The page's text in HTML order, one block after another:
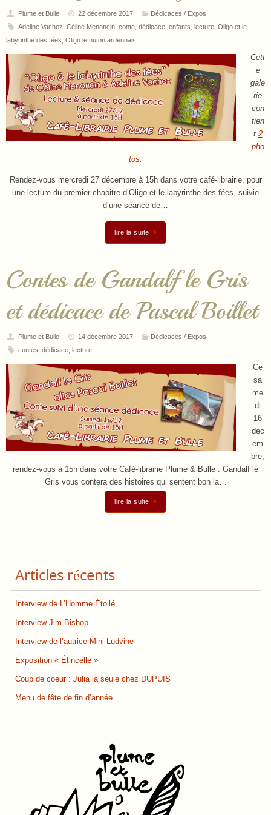
Plume et Bulle 22 décembre 2017
Dédicaces / Expos
Adeline Vachez Céline Menoncin, conte, dédicace, enfants lecture, Oligo et le
labyrinthe des fées Oligo le nuton ardennais
Cett
e
gale
rie
con
tien
t 2
pho
tos.
Rendez-vous mercredi 27 décembre à 15h dans votre café-librairie, pour
une lecture du premier chapitre d’Oligo et le labyrinthe des fées, suivie
d’une séance de…
lire la suite
Contes de Gandalf le Gris
et dédicace de Pascal Boillet
Plume et Bulle 14 décembre 2017
Dédicaces / Expos
contes dédicace, lecture
Ce
sa
me
di
16
déc
em
bre,
rendez-vous à 15h dans votre Café-librairie Plume & Bulle : Gandalf le
Gris vous contera des histoires qui sentent bon la…
lire la suite
Articles récents
Interview de L’Homme Étoilé
Interview Jim Bishop
Interview de l’autrice Mini Ludvine
Exposition « Étincelle »
Coup de coeur : Julia la seule chez DUPUIS
Menu de fête de fin d’année